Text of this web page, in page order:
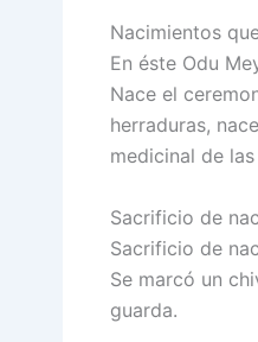
Nacimientos
En éste Odu
Nace el
herraduras,
medicinal de
Sacrificio de
Sacrificio de
Se marcó un
guarda.